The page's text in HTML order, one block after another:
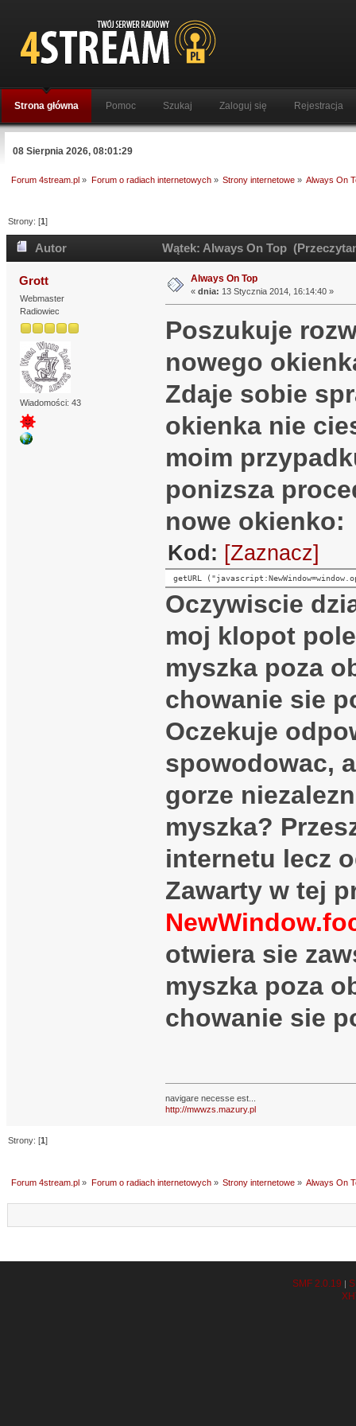
Strona główna Pomoc Szukaj Zaloguj się Rejestracja
08 Sierpnia 2026, 08:01:29
Forum 4stream.pl » Forum o radiach internetowych» Strony internetowe» Always On
Strony: [1]
Autor Wątek: Always On Top
Grott
Webmaster
Radiowiec
Wiadomości: 43
Always On Top
« dnia: 13 Stycznia 2014, 16:14:40 »
Poszukuje
nowego
Zdaje sobie
okienka nie
moim
ponizsza
nowe okienko:
Kod: [Zaznacz]
getURL
Oczywiscie
moj klopot
myszka poza
chowanie sie
Oczekuje
spowodowac,
gorze
myszka?
internetu lecz
Zawarty w tej
otwiera sie
myszka poza
chowanie sie
navigare necesse est...
http://mwwzs.mazury.pl
Strony: [1]
Forum 4stream.pl » Forum o radiach internetowych» Strony internetowe» Always On
SMF 2.0.19